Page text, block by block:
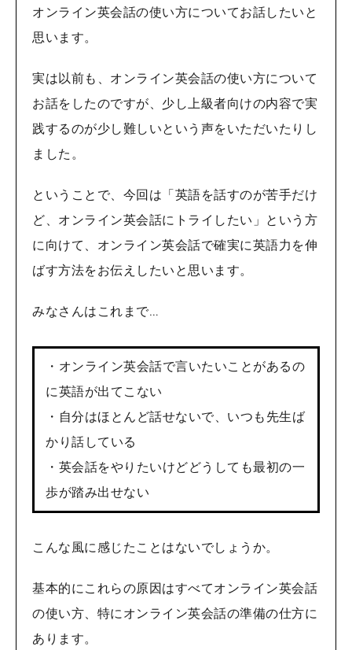
オンライン英会話の使い方についてお話したいと
思います。
実は以前も、オンライン英会話の使い方について
お話をしたのですが、少し上級者向けの内容で実
践するのが少し難しいという声をいただいたりし
ました。
ということで、今回は「英語を話すのが苦手だけ
ど、オンライン英会話にトライしたい」という方
に向けて、オンライン英会話で確実に英語力を伸
ばす方法をお伝えしたいと思います。
みなさんはこれまで…
・オンライン英会話で言いたいことがあるの
に英語が出てこない
・自分はほとんど話せないで、いつも先生ば
かり話している
・英会話をやりたいけどどうしても最初の一
歩が踏み出せない
こんな風に感じたことはないでしょうか。
基本的にこれらの原因はすべてオンライン英会話
の使い方、特にオンライン英会話の準備の仕方に
あります。